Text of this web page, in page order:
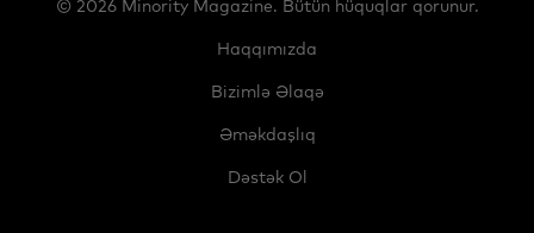
© 2026 Minority Magazine. Bütün hüquqlar qorunur.
Haqqımızda
Bizimlə Əlaqə
Əməkdaşlıq
Dəstək Ol